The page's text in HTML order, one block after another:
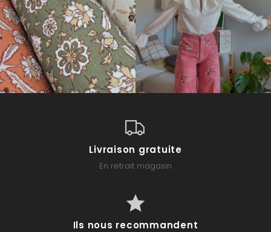
Livraison gratuite
En retrait magasin
Ils nous recommandent